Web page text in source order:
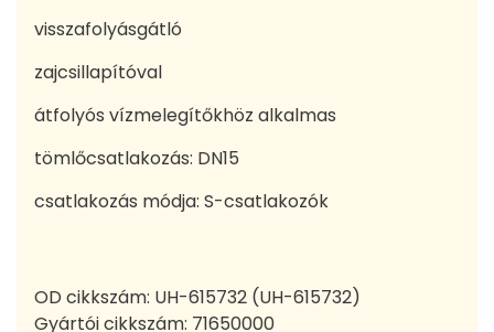
visszafolyásgátló
zajcsillapítóval
átfolyós vízmelegítőkhöz alkalmas
tömlőcsatlakozás: DN15
csatlakozás módja: S-csatlakozók
OD cikkszám: UH-615732 (UH-615732)
Gyártói cikkszám: 71650000